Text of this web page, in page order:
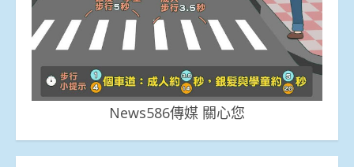
News586傳媒 關心您